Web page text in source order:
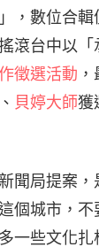
，數位合輯
滾台中以「
徵選活動
、 貝婷大師獲
聞局提案
個城市，不
一些文化扎